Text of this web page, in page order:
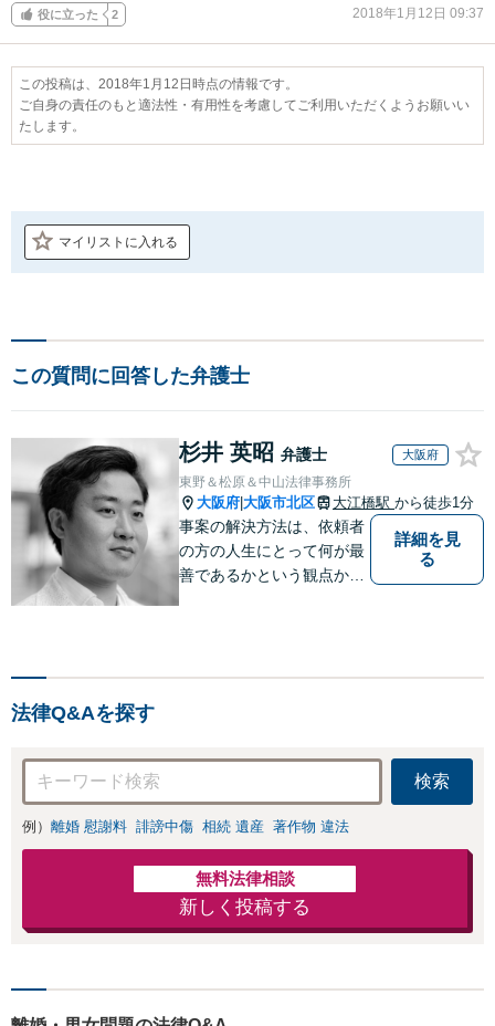
役に立った 2 2018年1月12日 09:37
この投稿は、2018年1月12日時点の情報です。
ご自身の責任のもと適法性・有用性を考慮してご利用いただくようお願いい
たします。
マイリストに入れる
この質問に回答した弁護士
杉井 英昭 弁護士 大阪府
東野＆松原＆中山法律事務所
大阪府 大阪市北区 大江橋駅 から徒歩1分
事案の解決方法は、依頼者
の方の人生にとって何が最
善であるかという観点か
詳細を見
る
法律Q&Aを探す
検索
例） 離婚 慰謝料 誹謗中傷 相続 遺産 著作物 違法
無料法律相談
新しく投稿する